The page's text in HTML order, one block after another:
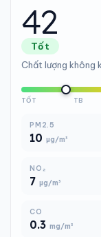
42
Tốt
Chất lượng không
TỐT TB
PM2.5
10 µg/m³
NO₂
7 µg/m³
CO
0.3 mg/m³